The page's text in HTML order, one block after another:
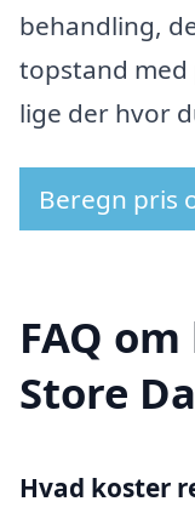
behandling,
topstand
lige der hvor
Beregn pris
FAQ
Store
Hvad koster